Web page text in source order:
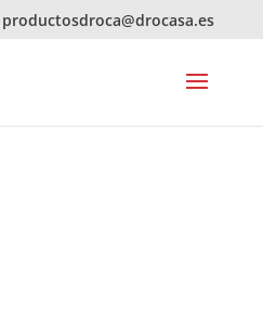
productosdroca@drocasa.es